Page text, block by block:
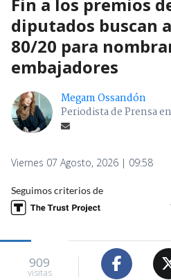
diputados buscan
80/20 para
embajadores
Megam Ossandón
Periodista de Prensa
Viernes 07 Agosto, 2026 | 09:58
Seguimos criterios de
909
visitas